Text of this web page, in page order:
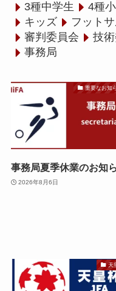
3種中学生
4種
キッズ
フット
審判委員会
技
事務局
重要なお知
事務局夏季休業のお知
2026年8月6日
天